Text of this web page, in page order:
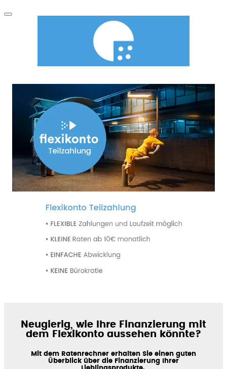
Neugierig, wie Ihre Finanzierung mit
dem Flexikonto aussehen könnte?
Mit dem Ratenrechner erhalten Sie einen guten
Überblick über die Finanzierung Ihrer